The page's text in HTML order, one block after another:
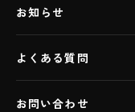
ASP・SaaS（
IaaS・PaaS
IaaS・PaaS（
データセンター
お知らせ
よくある質問
お問い合わせ